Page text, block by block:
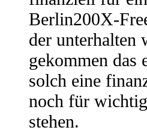
Berlin200X-
der unterhalten
gekommen
solch eine
noch für
stehen.